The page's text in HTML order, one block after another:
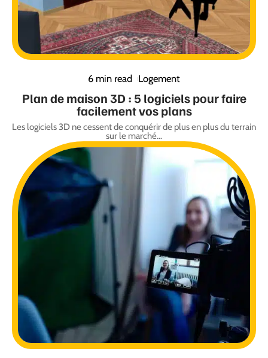
6 min read Logement
Plan de maison 3D : 5 logiciels pour faire
facilement vos plans
Les logiciels 3D ne cessent de conquérir de plus en plus du terrain
sur le marché…